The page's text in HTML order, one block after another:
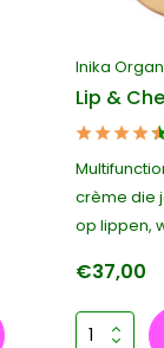
Inika
Lip &
crème die
op lippen,
€37,00